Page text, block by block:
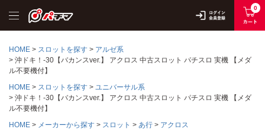
0
HOME スロットを探す
アルゼ系
沖ドキ！-30【バカンスver.】 アクロス 中古スロット パチスロ 実機 【メダ
ル不要機付】
HOME
スロットを探す
ユニバーサル系
沖ドキ！-30【バカンスver.】 アクロス 中古スロット パチスロ 実機 【メダ
ル不要機付】
HOME
メーカーから探す スロット あ行
アクロス